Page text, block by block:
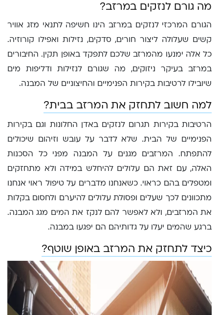
מה גורם לנזקים במרזב?
הגורם המרכזי לנזקים במרזב הינו חשיפה לתנאי מזג אוויר
קשים שעלולה ליצור חורים, סדקים, נזילות ואפילו קורוזיה.
כל אלה ימנעו מהמרזב שלכם לתפקד באופן תקין. החיבורים
במרזב בעיקר ניזוקים, מה שגורם לנזילות ודליפות מים
שיובילו לרטיבות בקירות הפנימיים והחיצוניים של המבנה.
למה חשוב לתחזק את המרזב בבית?
הרטיבות בקירות תגרום לנזקים באדן החלונות וגם בקירות
הפנימיים של הבית. שלא לדבר על עובש וזיהום שיכולים
להתפתח. המרזבים מגנים על המבנה מפני כל הסכנות
האלה, עם זאת הם עלולים להיחלש במידה ולא מתחזקים
ומטפלים בהם כראוי. כשאנחנו מדברים על טיפול ראוי אנחנו
מתכוונים לכך שעלים ופסולת עלולים להיערם ולחסום בקלות
את המרזבים, ולא לאפשר להם לנקז את המים מגג המבנה.
ברגע שהמים יעלו על גדותיהם הם יפגעו במבנה.
כיצד לתחזק את המרזב באופן שוטף?